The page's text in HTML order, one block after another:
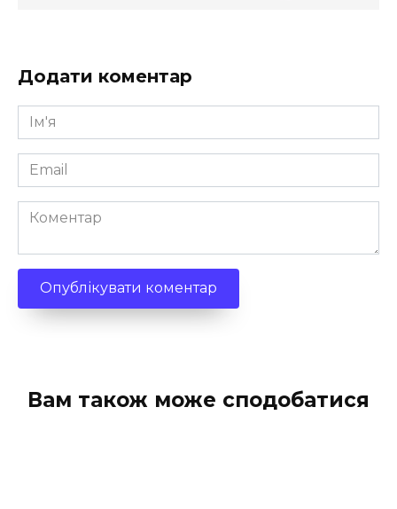
Додати коментар
Ім'я
*
Email
*
Коментар
Вам також може сподобатися